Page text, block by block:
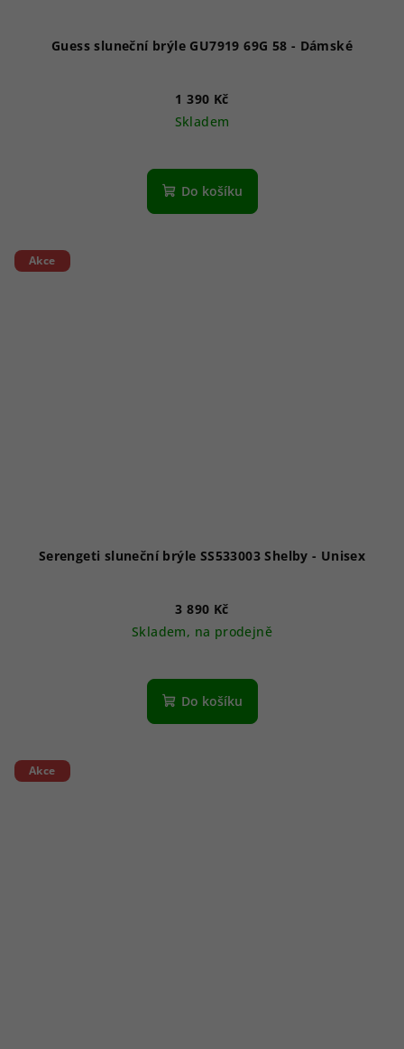
Guess sluneční brýle GU7919 69G 58 - Dámské
1 390 Kč
Skladem
Do košíku
Akce
Serengeti sluneční brýle SS533003 Shelby - Unisex
3 890 Kč
Skladem, na prodejně
Do košíku
Akce